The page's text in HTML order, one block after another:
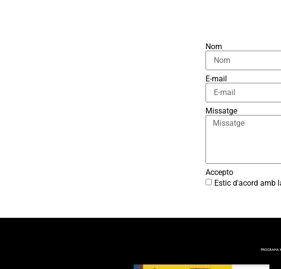
Nom
E-mail
Missatge
Accepto
Estic d'acord amb